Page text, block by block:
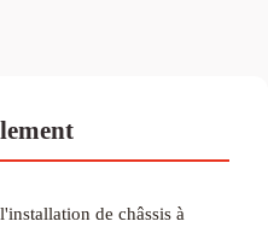
de châssis à